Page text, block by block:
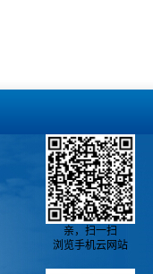
亲，扫一扫
浏览手机云网站